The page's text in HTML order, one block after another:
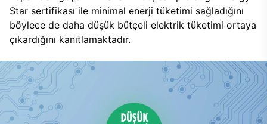
Star sertifikası ile minimal enerji tüketimi sağladığını
böylece de daha düşük bütçeli elektrik tüketimi ortaya
çıkardığını kanıtlamaktadır.